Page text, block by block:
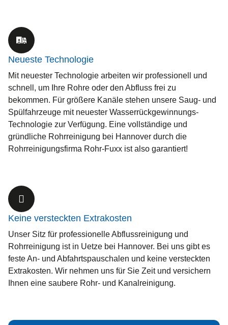
Neueste Technologie
Mit neuester Technologie arbeiten wir professionell und
schnell, um Ihre Rohre oder den Abfluss frei zu
bekommen. Für größere Kanäle stehen unsere Saug- und
Spülfahrzeuge mit neuester Wasserrückgewinnungs-
Technologie zur Verfügung. Eine vollständige und
gründliche Rohrreinigung bei Hannover durch die
Rohrreinigungsfirma Rohr-Fuxx ist also garantiert!
Keine versteckten Extrakosten
Unser Sitz für professionelle Abflussreinigung und
Rohrreinigung ist in Uetze bei Hannover. Bei uns gibt es
feste An- und Abfahrtspauschalen und keine versteckten
Extrakosten. Wir nehmen uns für Sie Zeit und versichern
Ihnen eine saubere Rohr- und Kanalreinigung.